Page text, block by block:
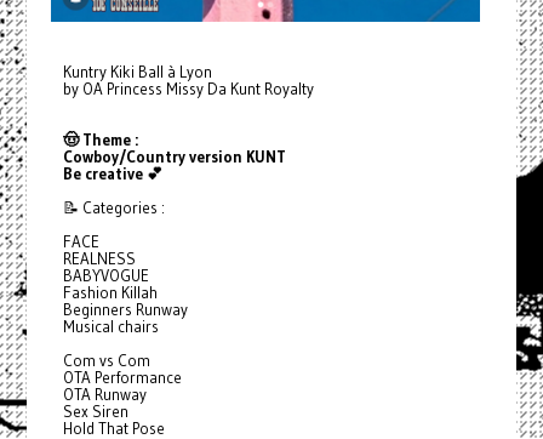
Kuntry Kiki Ball à Lyon
by OA Princess Missy Da Kunt Royalty
🤠 Theme :
Cowboy/Country version KUNT
Be creative 💕
📝 Categories :
FACE
REALNESS
BABYVOGUE
Fashion Killah
Beginners Runway
Musical chairs
Com vs Com
OTA Performance
OTA Runway
Sex Siren
Hold That Pose